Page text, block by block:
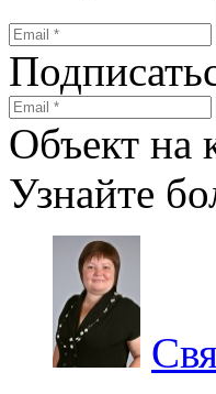
Объект на
Узнайте